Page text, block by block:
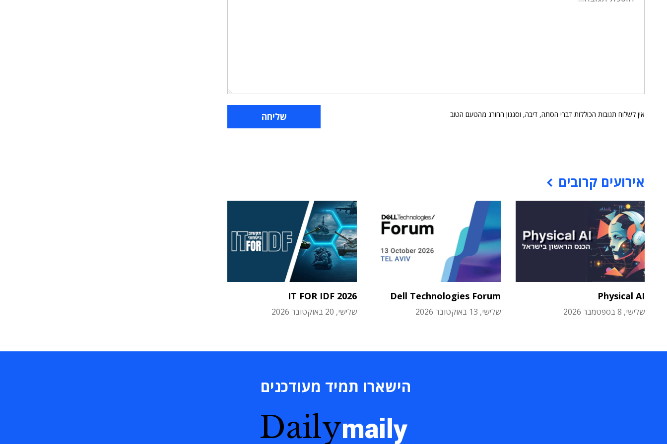
אין לשלוח תגובות הכוללות דברי הסתה, דיבה, וסגנון החורג מהטעם הטוב
אירועים קרובים
Physical AI
שלישי, 8 בספטמבר 2026
Dell Technologies Forum
שלישי, 13 באוקטובר 2026
IT FOR IDF 2026
שלישי, 20 באוקטובר 2026
הישארו תמיד מעודכנים
Dailymaily